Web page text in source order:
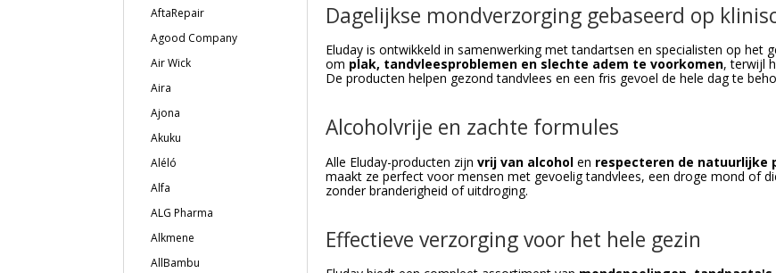
AftaRepair
Agood Company
Air Wick
Aira
Ajona
Akuku
Aléló
Alfa
ALG Pharma
Alkmene
AllBambu
Dagelijkse mondverzorging gebaseerd op
Eluday is ontwikkeld in samenwerking met tandartsen en specialisten op het
om plak, tandvleesproblemen en slechte adem te voorkomen, terwijl
De producten helpen gezond tandvlees en een fris gevoel de hele dag te
Alcoholvrije en zachte formules
Alle Eluday-producten zijn vrij van alcoholen respecteren de natuurlijke
maakt ze perfect voor mensen met gevoelig tandvlees, een droge mond of
zonder branderigheid of uitdroging.
Effectieve verzorging voor het hele gezin